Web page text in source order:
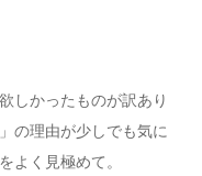
しかったものが訳あり
の理由が少しでも気に
よく見極めて。